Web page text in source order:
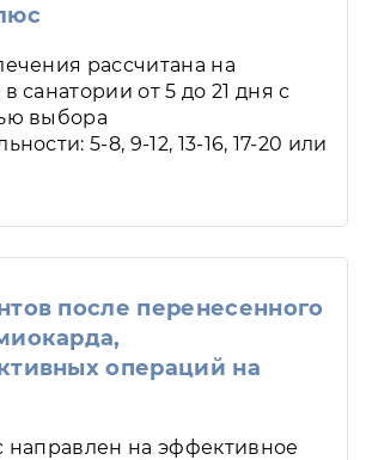
рассчитана на
санатории от 5 до 21 дня с
выбора
5-8, 9-12, 13-16, 17-20 или
после перенесенного
операций на
направлен на эффективное